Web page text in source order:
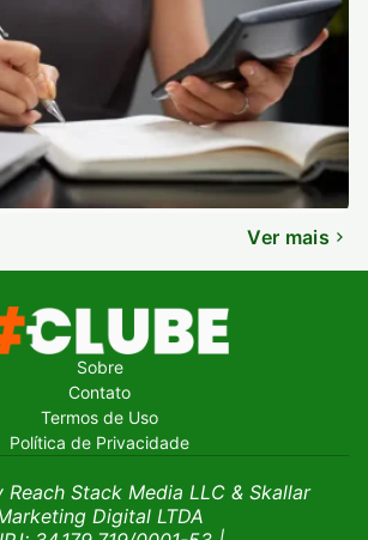
Ver mais
Sobre
Contato
Termos de Uso
Política de Privacidade
Reach Stack Media LLC & Skallar
Digital LTDA